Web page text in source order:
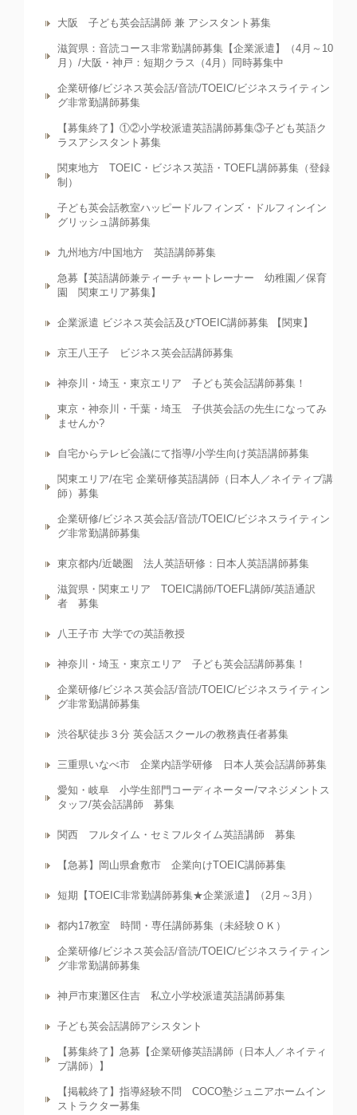
大阪 子ども英会話講師 兼 アシスタント募集
滋賀県：音読コース非常勤講師募集【企業派遣】（4月～10
月）/大阪・神戸：短期クラス（4月）同時募集中
企業研修/ビジネス英会話/音読/TOEIC/ビジネスライティン
グ非常勤講師募集
【募集終了】①②小学校派遣英語講師募集③子ども英語ク
ラスアシスタント募集
関東地方 TOEIC・ビジネス英語・TOEFL講師募集（登録
制）
子ども英会話教室ハッピードルフィンズ・ドルフィンイン
グリッシュ講師募集
九州地方/中国地方 英語講師募集
急募【英語講師兼ティーチャートレーナー 幼稚園／保育
園 関東エリア募集】
企業派遣 ビジネス英会話及びTOEIC講師募集 【関東】
京王八王子 ビジネス英会話講師募集
神奈川・埼玉・東京エリア 子ども英会話講師募集！
東京・神奈川・千葉・埼玉 子供英会話の先生になってみ
ませんか?
自宅からテレビ会議にて指導/小学生向け英語講師募集
関東エリア/在宅 企業研修英語講師（日本人／ネイティブ講
師）募集
企業研修/ビジネス英会話/音読/TOEIC/ビジネスライティン
グ非常勤講師募集
東京都内/近畿圏 法人英語研修：日本人英語講師募集
滋賀県・関東エリア TOEIC講師/TOEFL講師/英語通訳
者 募集
八王子市 大学での英語教授
神奈川・埼玉・東京エリア 子ども英会話講師募集！
企業研修/ビジネス英会話/音読/TOEIC/ビジネスライティン
グ非常勤講師募集
渋谷駅徒歩３分 英会話スクールの教務責任者募集
三重県いなべ市 企業内語学研修 日本人英会話講師募集
愛知・岐阜 小学生部門コーディネーター/マネジメントス
タッフ/英会話講師 募集
関西 フルタイム・セミフルタイム英語講師 募集
【急募】岡山県倉敷市 企業向けTOEIC講師募集
短期【TOEIC非常勤講師募集★企業派遣】（2月～3月）
都内17教室 時間・専任講師募集（未経験ＯＫ）
企業研修/ビジネス英会話/音読/TOEIC/ビジネスライティン
グ非常勤講師募集
神戸市東灘区住吉 私立小学校派遣英語講師募集
子ども英会話講師アシスタント
【募集終了】急募【企業研修英語講師（日本人／ネイティ
ブ講師）】
【掲載終了】指導経験不問 COCO塾ジュニアホームイン
ストラクター募集